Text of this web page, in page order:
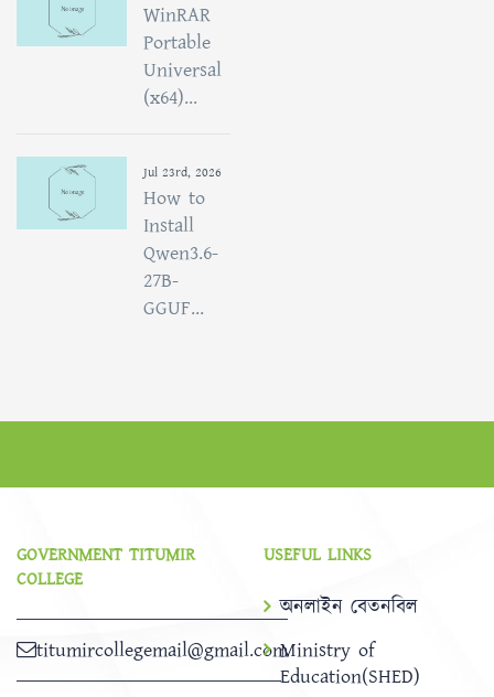
WinRAR
Portable
Universal
(x64)...
Jul 23rd, 2026
How to
Install
Qwen3.6-
27B-
GGUF...
GOVERNMENT TITUMIR
COLLEGE
titumircollegemail@gmail.com
USEFUL LINKS
অনলাইন বেতনবিল
Ministry of
Education(SHED)